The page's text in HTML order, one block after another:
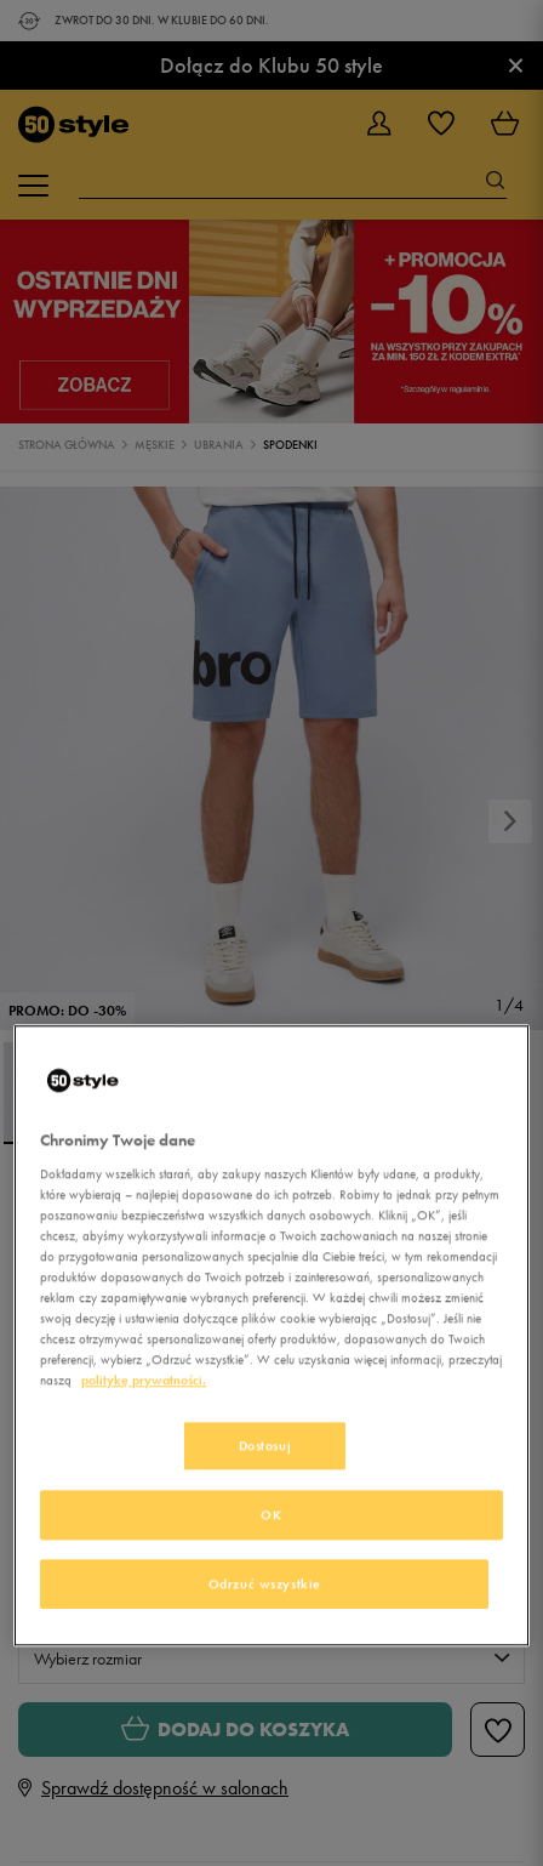
ZWROT DO 30 DNI. W KLUBIE DO 60 DNI.
Dołącz do Klubu 50 style ×
STRONA GŁÓWNA MĘSKIE UBRANIA SPODENKI
PROMO: DO -30% 1/4
UMBRO SZORTY MINOT
4.9 (45)
69,99zł -25% (cena bezpośrednio przed promocją)
55,99zł-6%(najniższa cena z 30 dni przed obniżką)
52,49zł z Vat
Wybierz rozmiar
M
DODAJ DO KOSZYKA
Sprawdź dostępność w salonach
Chronimy Twoje dane
Dokładamy wszelkich starań, aby zakupy naszych Klientów były udane, a produkty,
które wybierają – najlepiej dopasowane do ich potrzeb. Robimy to jednak przy pełnym
poszanowaniu bezpieczeństwa wszystkich danych osobowych. Kliknij „OK”, jeśli
chcesz, abyśmy wykorzystywali informacje o Twoich zachowaniach na naszej stronie
do przygotowania personalizowanych specjalnie dla Ciebie treści, w tym rekomendacji
produktów dopasowanych do Twoich potrzeb i zainteresowań, spersonalizowanych
reklam czy zapamiętywanie wybranych preferencji. W każdej chwili możesz zmienić
swoją decyzję i ustawienia dotyczące plików cookie wybierając „Dostosuj”. Jeśli nie
chcesz otrzymywać spersonalizowanej oferty produktów, dopasowanych do Twoich
preferencji, wybierz „Odrzuć wszystkie”. W celu uzyskania więcej informacji, przeczytaj
naszą
politykę prywatności.
Dostosuj
Odrzuć wszystkie
OK